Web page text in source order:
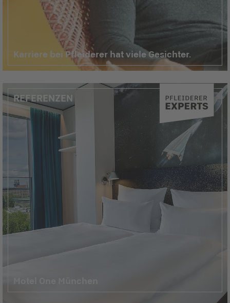
Karriere bei Pfleiderer hat viele Gesichter.
REFERENZEN